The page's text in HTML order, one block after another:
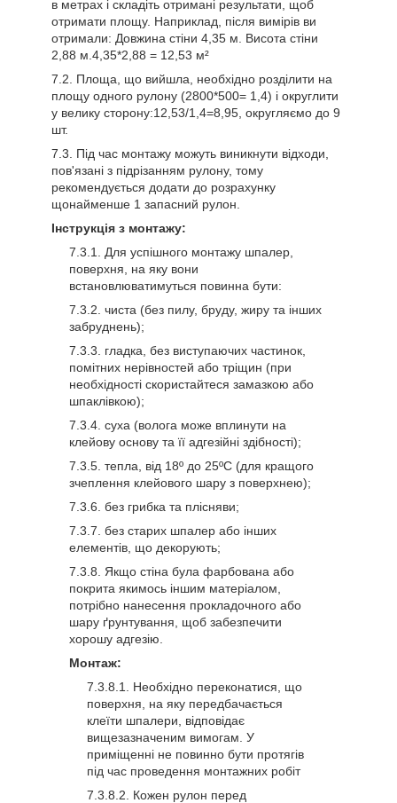
в метрах і складіть отримані результати, щоб
отримати площу. Наприклад, після вимірів ви
отримали: Довжина стіни 4,35 м. Висота стіни
2,88 м.4,35*2,88 = 12,53 м²
Площа, що вийшла, необхідно розділити на
площу одного рулону (2800*500= 1,4) і округлити
у велику сторону:12,53/1,4=8,95, округляємо до 9
шт.
Під час монтажу можуть виникнути відходи,
пов'язані з підрізанням рулону, тому
рекомендується додати до розрахунку
щонайменше 1 запасний рулон.
Інструкція з монтажу:
Для успішного монтажу шпалер,
поверхня, на яку вони
встановлюватимуться повинна бути:
чиста (без пилу, бруду, жиру та інших
забруднень);
гладка, без виступаючих частинок,
помітних нерівностей або тріщин (при
необхідності скористайтеся замазкою або
шпаклівкою);
суха (волога може вплинути на
клейову основу та її адгезійні здібності);
тепла, від 18º до 25ºС (для кращого
зчеплення клейового шару з поверхнею);
без грибка та плісняви;
без старих шпалер або інших
елементів, що декорують;
Якщо стіна була фарбована або
покрита якимось іншим матеріалом,
потрібно нанесення прокладочного або
шару ґрунтування, щоб забезпечити
хорошу адгезію.
Монтаж:
Необхідно переконатися, що
поверхня, на яку передбачається
клеїти шпалери, відповідає
вищезазначеним вимогам. У
приміщенні не повинно бути протягів
під час проведення монтажних робіт
Кожен рулон перед